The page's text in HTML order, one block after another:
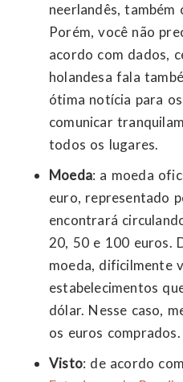
neerlandês, também
Porém, você não
acordo com dados,
holandesa fala
ótima notícia para
comunicar
todos os lugares.
Moeda: a moeda
euro, representado
encontrará
20, 50 e 100 euros.
moeda, dificilmente
estabelecimentos
dólar. Nesse caso,
os euros comprados.
Visto: de acordo